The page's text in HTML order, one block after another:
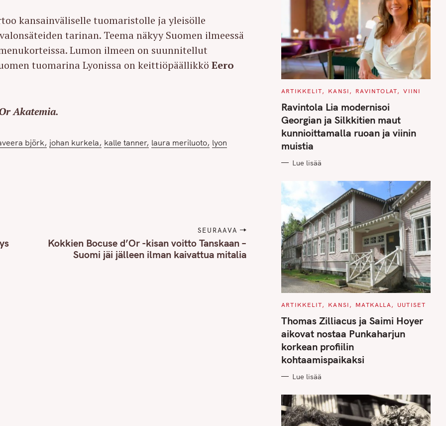
kansainväliselle tuomaristolle ja yleisölle
tarinan. Teema näkyy Suomen ilmeessä
Lumon ilmeen on suunnitellut
tuomarina Lyonissa on keittiöpäällikköEero
Akatemia.
björk johan kurkela kalle tanner laura meriluoto lyon
SEURAAVA
Kokkien Bocuse d’Or -kisan voitto Tanskaan –
Suomi jäi jälleen ilman kaivattua mitalia
C
T
E
G
O
R
I
S
ARTIKKELIT KANSI RAVINTOLAT VIINI
Ravintola Lia modernisoi
Georgian ja Silkkitien maut
kunnioittamalla ruoan ja viinin
muistia
Lue lisää
C
T
E
O
R
I
E
S
ARTIKKELIT KANSI MATKALLA UUTISET
Thomas Zilliacus ja Saimi Hoyer
aikovat nostaa Punkaharjun
korkean profiilin
kohtaamispaikaksi
Lue lisää